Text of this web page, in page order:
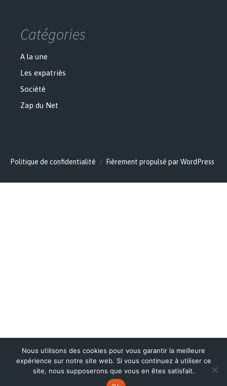
Catégories
A la une
Les expatriés
Société
Zap du Net
Politique de confidentialité Fièrement propulsé par WordPress
Nous utilisons des cookies pour vous garantir la meilleure
expérience sur notre site web. Si vous continuez à utiliser ce
site, nous supposerons que vous en êtes satisfait.